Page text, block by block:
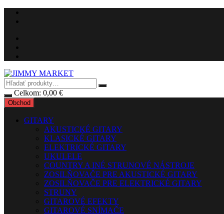
Preskočiť
Celkom: 0,00 €
Obchod
GITARY
AKUSTICKÉ GITARY
KLASICKÉ GITARY
ELEKTRICKÉ GITARY
UKULELE
COUNTRY A INÉ STRUNOVÉ NÁSTROJE
ZOSILŇOVAČE PRE AKUSTICKÉ GITARY
ZOSILŇOVAČE PRE ELEKTRICKÉ GITARY
STRUNY
GITAROVÉ EFEKTY
GITAROVÉ SNÍMAČE